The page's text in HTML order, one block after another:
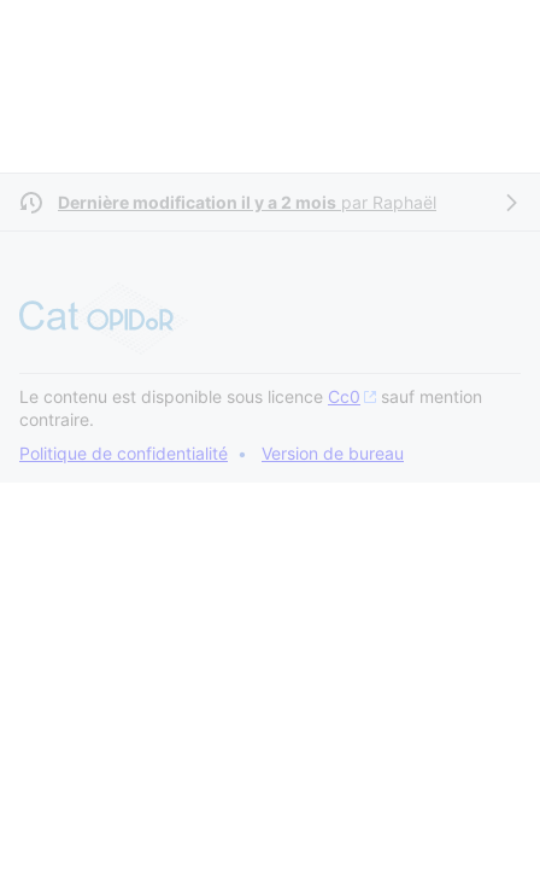
Dernière modification il y a 2 mois par Raphaël
Le contenu est disponible sous licence Cc0
sauf mention
contraire.
Politique de confidentialité
Version de bureau